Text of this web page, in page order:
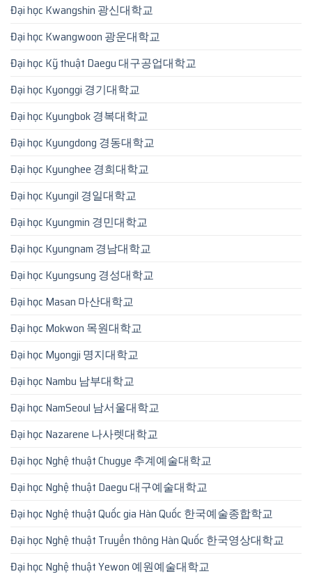
Đại học Kwangshin 광신대학교
Đại học Kwangwoon 광운대학교
Đại học Kỹ thuật Daegu 대구공업대학교
Đại học Kyonggi 경기대학교
Đại học Kyungbok 경복대학교
Đại học Kyungdong 경동대학교
Đại học Kyunghee 경희대학교
Đại học Kyungil 경일대학교
Đại học Kyungmin 경민대학교
Đại học Kyungnam 경남대학교
Đại học Kyungsung 경성대학교
Đại học Masan 마산대학교
Đại học Mokwon 목원대학교
Đại học Myongji 명지대학교
Đại học Nambu 남부대학교
Đại học NamSeoul 남서울대학교
Đại học Nazarene 나사렛대학교
Đại học Nghệ thuật Chugye 추계예술대학교
Đại học Nghệ thuật Daegu 대구예술대학교
Đại học Nghệ thuật Quốc gia Hàn Quốc 한국예술종합학교
Đại học Nghệ thuật Truyền thông Hàn Quốc 한국영상대학교
Đại học Nghệ thuật Yewon 예원예술대학교